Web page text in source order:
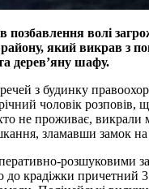
позбавлення волі
району, який викрав з
дерев’яну шафу.
з будинку
чоловік розповів,
не проживає, викрали
зламавши замок на
розшуковими
до крадіжки причетний